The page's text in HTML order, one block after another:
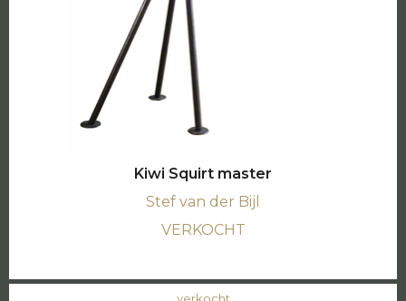
Kiwi Squirt master
Stef van der Bijl
VERKOCHT